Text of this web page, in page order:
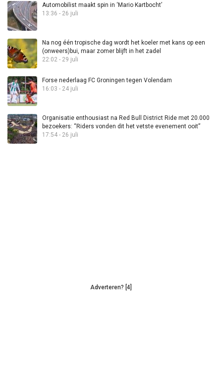
Automobilist maakt spin in ‘Mario Kartbocht’
13:36 - 26 juli
Na nog één tropische dag wordt het koeler met kans op een
(onweers)bui, maar zomer blijft in het zadel
22:02 - 29 juli
Forse nederlaag FC Groningen tegen Volendam
16:03 - 24 juli
Organisatie enthousiast na Red Bull District Ride met 20.000
bezoekers: “Riders vonden dit het vetste evenement ooit”
17:54 - 26 juli
Adverteren? [4]